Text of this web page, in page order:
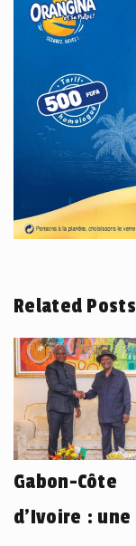
Related Posts
Gabon-Côte
d’Ivoire : une